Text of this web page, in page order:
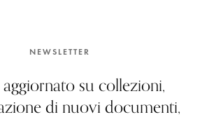
NEWSLETTER
aggiornato su collezioni,
di nuovi documenti,